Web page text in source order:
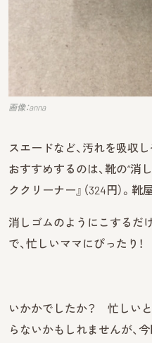
画像：anna
スエードなど、汚れを吸収
おすすめするのは、靴の“消
ククリーナー』（324円）。
消しゴムのようにこするだ
で、忙しいママにぴったり！
いかかでしたか？ 忙しい
らないかもしれませんが、